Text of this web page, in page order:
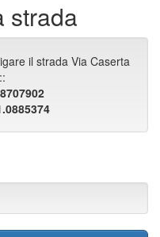
strada
il strada Via Caserta